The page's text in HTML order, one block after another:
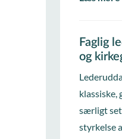
Faglig
og
særligt set
styrkelse